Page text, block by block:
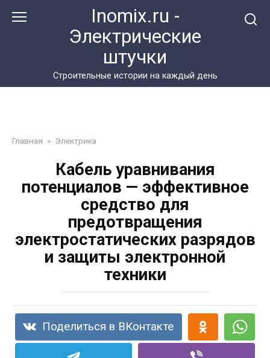
Inomix.ru -
Электрические
штучки
Cтроительные истории на каждый день
Главная » Электрика
Кабель уравнивания
потенциалов — эффективное
средство для
предотвращения
электростатических разрядов
и защиты электронной
техники
Поделиться в ВКонтакте